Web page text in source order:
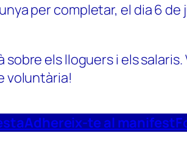
per completar, el dia 6 de
els lloguers i els
voluntària!
Adhereix-te al manifest